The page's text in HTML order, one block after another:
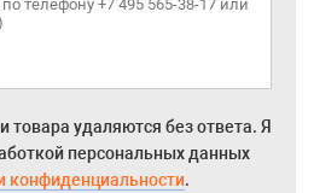
товара удаляются без ответа. Я
персональных данных
конфиденциальности.